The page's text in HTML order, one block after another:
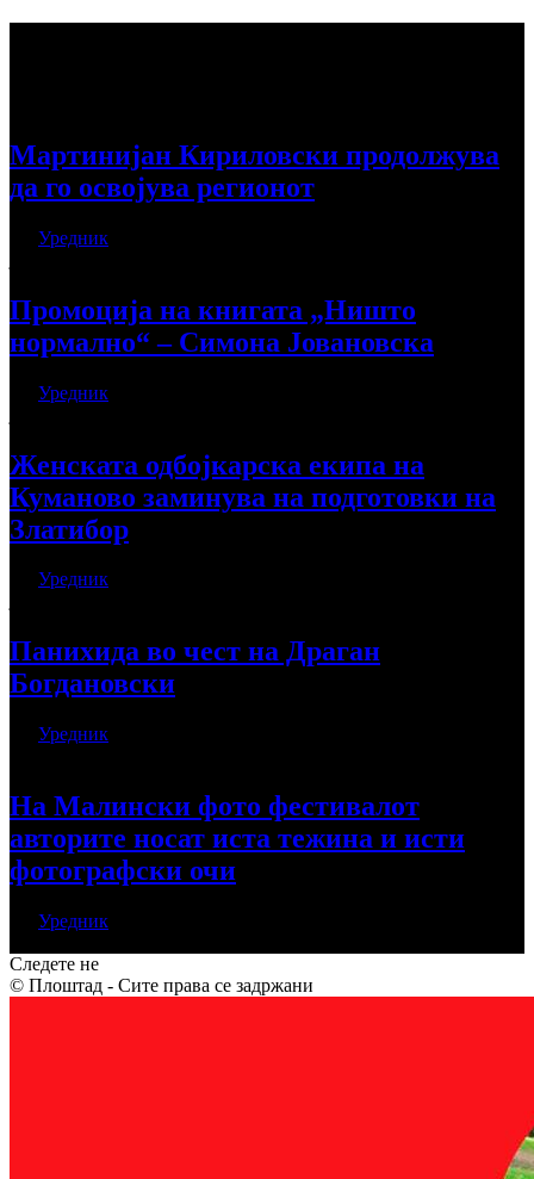
Мартинијан Кириловски продолжува
да го освојува регионот
Уредник
Промоција на книгата „Ништо
нормално“ – Симона Јовановска
Уредник
Женската одбојкарска екипа на
Куманово заминува на подготовки на
Златибор
Уредник
Панихида во чест на Драган
Богдановски
Уредник
На Малински фото фестивалот
авторите носат иста тежина и исти
фотографски очи
Уредник
Следете не
© Плоштад - Сите права се задржани